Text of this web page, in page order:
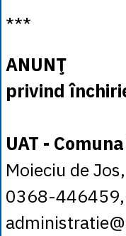
***
ANUNŢ
privind
UAT -
Moieciu de
0368-